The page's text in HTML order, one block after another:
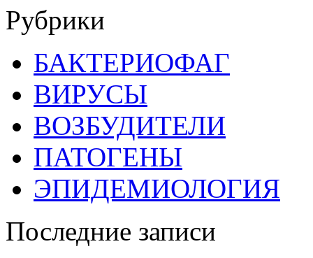
Рубрики
БАКТЕРИОФАГ
ВИРУСЫ
ВОЗБУДИТЕЛИ
ПАТОГЕНЫ
ЭПИДЕМИОЛОГИЯ
Последние записи